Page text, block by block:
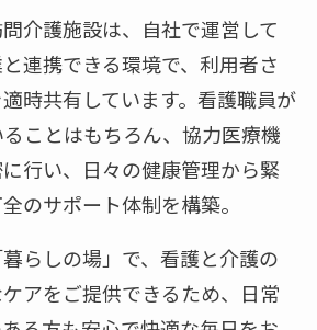
介護施設は、自社で運営して
連携できる環境で、利用者さ
時共有しています。看護職員が
ことはもちろん、協力医療機
行い、日々の健康管理から緊
のサポート体制を構築。
らしの場」で、看護と介護の
アをご提供できるため、日常